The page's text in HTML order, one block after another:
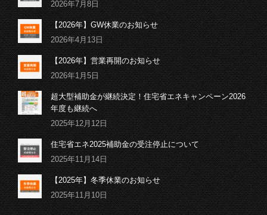
2026年7月8日
【2026年】GW休業のお知らせ
2026年4月13日
【2026年】営業再開のお知らせ
2026年1月5日
超大型補助金が継続決定！住宅省エネキャンペーン2026
年度も継続へ
2025年12月12日
住宅省エネ2025補助金の受注停止について
2025年11月14日
【2025年】冬季休業のお知らせ
2025年11月10日